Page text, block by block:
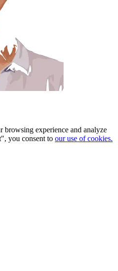
browsing experience and analyze
you consent to our use of cookies.